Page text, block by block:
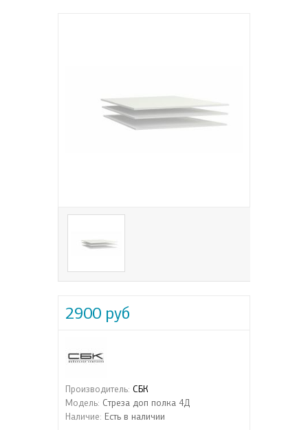
2900 руб
Производитель: СБК
Модель: Стреза доп полка 4Д
Наличие: Есть в наличии